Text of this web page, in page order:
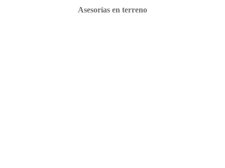
Asesorías en terreno